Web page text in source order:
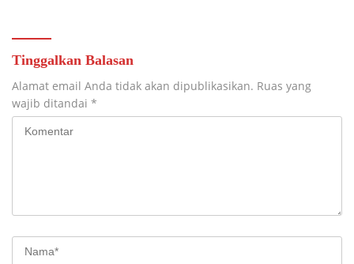
Tinggalkan Balasan
Alamat email Anda tidak akan dipublikasikan. Ruas yang
wajib ditandai *